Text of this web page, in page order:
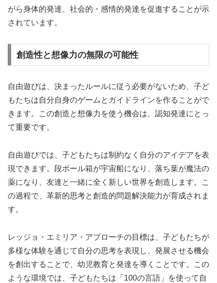
がら身体的発達、社会的・感情的発達を促進することが示
されています。
創造性と想像力の無限の可能性
自由遊びは、決まったルールに従う必要がないため、子ど
もたちは自分自身のゲームとガイドラインを作ることがで
きます。この創造と想像力を使う機会は、認知発達にとっ
て重要です。
自由遊びでは、子どもたちは制約なく自分のアイデアを表
現できます。段ボール箱が宇宙船になり、落ち葉が魔法の
薬になり、友達と一緒に全く新しい世界を創造します。こ
の過程で、革新的思考と創造的問題解決能力が育成されま
す。
レッジョ・エミリア・アプローチの目標は、子どもたちが
多様な体験を通じて自分の思考を表現し、発展させる機会
を創出することで、幼児教育と発達を導くことです。この
ような環境では、子どもたちは「100の言語」を使って自